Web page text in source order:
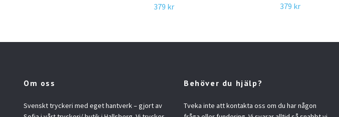
379 kr
379 kr
Om oss
Svenskt tryckeri med eget hantverk – gjort av
Behöver du hjälp?
Tveka inte att kontakta oss om du har någon